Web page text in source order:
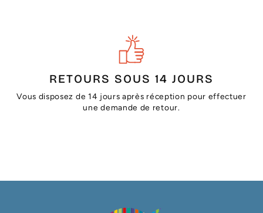
RETOURS SOUS 14 JOURS
Vous disposez de 14 jours après réception pour effectuer
une demande de retour.